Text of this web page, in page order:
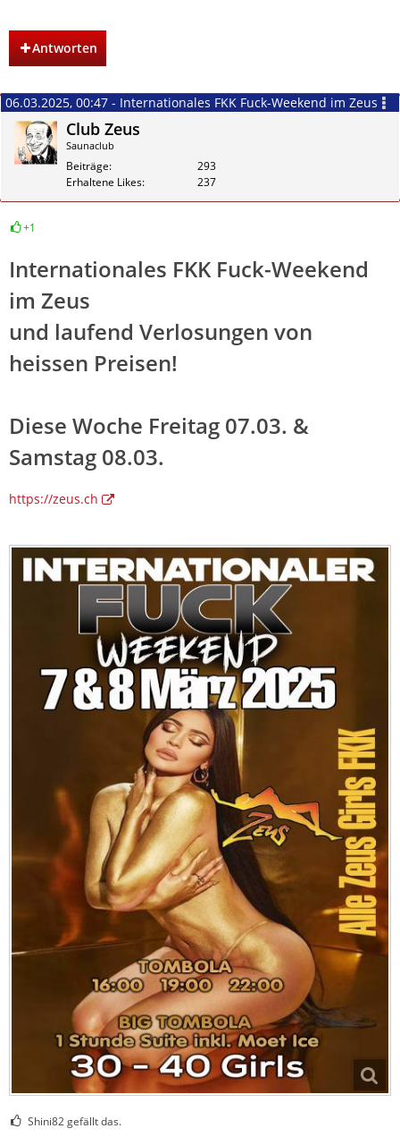
Antworten
06.03.2025, 00:47 - Internationales FKK Fuck-Weekend im Zeus
Club Zeus
Saunaclub
Beiträge
293
Erhaltene Likes
237
+1
Internationales FKK Fuck-Weekend
im Zeus
und laufend Verlosungen von
heissen Preisen!
Diese Woche Freitag 07.03. &
Samstag 08.03.
https://zeus.ch
Shini82 gefällt das.